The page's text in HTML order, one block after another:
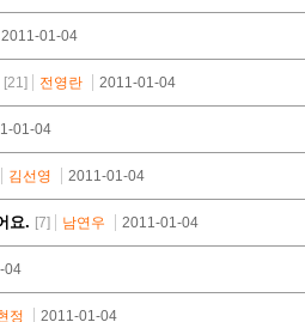
2011-01-04
[21] 전영란 2011-01-04
01-04
김선영 2011-01-04
요. [7] 남연우 2011-01-04
04
정 2011-01-04